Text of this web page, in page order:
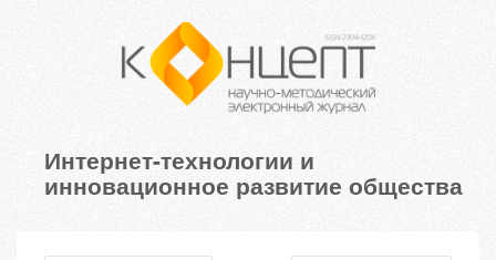
Интернет-технологии и
инновационное развитие общества